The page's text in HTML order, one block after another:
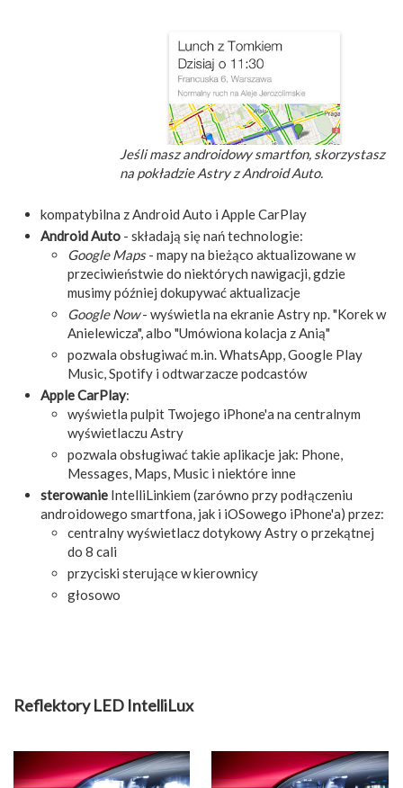
Jeśli masz androidowy smartfon, skorzystasz
na pokładzie Astry z Android Auto.
kompatybilna z Android Auto i Apple CarPlay
Android Auto - składają się nań technologie:
Google Maps- mapy na bieżąco aktualizowane w
przeciwieństwie do niektórych nawigacji, gdzie
musimy później dokupywać aktualizacje
Google Now- wyświetla na ekranie Astry np. "Korek w
Anielewicza", albo "Umówiona kolacja z Anią"
pozwala obsługiwać m.in. WhatsApp, Google Play
Music, Spotify i odtwarzacze podcastów
Apple CarPlay:
wyświetla pulpit Twojego iPhone'a na centralnym
wyświetlaczu Astry
pozwala obsługiwać takie aplikacje jak: Phone,
Messages, Maps, Music i niektóre inne
sterowanie IntelliLinkiem (zarówno przy podłączeniu
androidowego smartfona, jak i iOSowego iPhone'a) przez:
centralny wyświetlacz dotykowy Astry o przekątnej
do 8 cali
przyciski sterujące w kierownicy
głosowo
Reflektory LED IntelliLux